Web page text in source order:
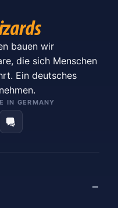
bauen wir
die sich Menschen
Ein deutsches
IN GERMANY